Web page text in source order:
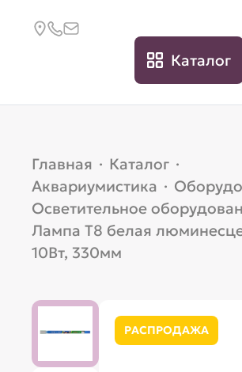
Каталог
Главная · Каталог ·
Аквариумистика ·
Осветительное
Лампа T8 белая
10Вт, 330мм
РАСПРОДАЖА